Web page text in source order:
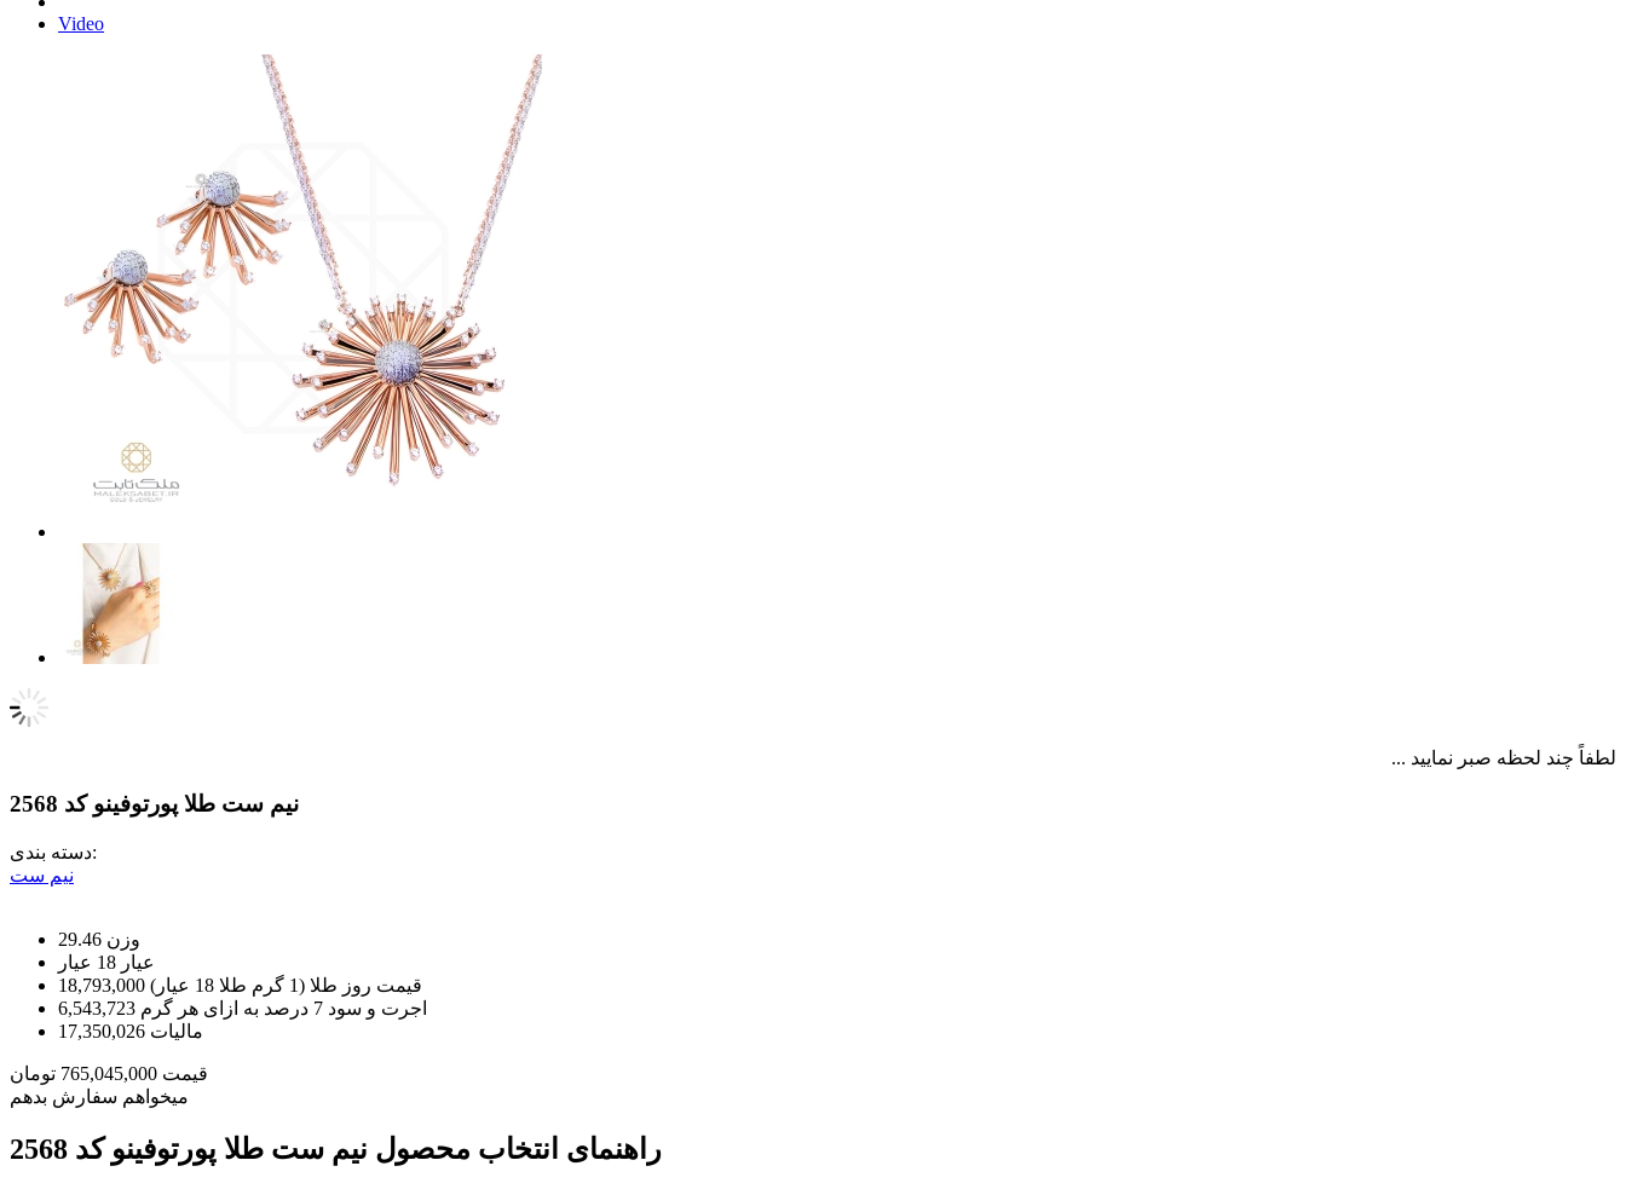
Video
لطفاً چند لحظه صبر نمایید ...
نیم ست طلا پورتوفینو کد 2568
دسته بندی:
نیم ست
وزن 29.46
عيار 18 عیار
قیمت روز طلا (1 گرم طلا 18 عیار)
18,793,000
اجرت و سود 7 درصد به ازای هر گرم
6,543,723
مالیات 17,350,026
قیمت 765,045,000 تومان
میخواهم سفارش بدهم
راهنمای انتخاب محصول نیم ست طلا پورتوفینو کد 2568